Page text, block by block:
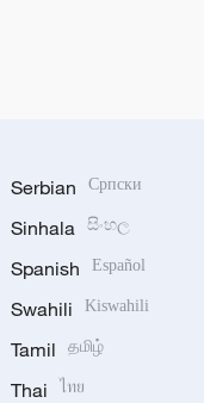
Serbian Српски
Sinhala සිංහල
Spanish Español
Swahili Kiswahili
Tamil தமிழ்
Thai ไทย